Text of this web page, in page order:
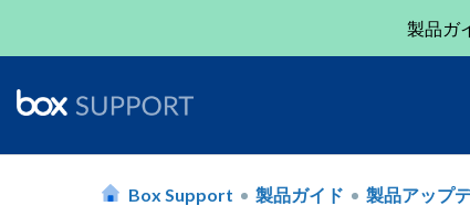
製品ガ
Box Support 製品ガイド 製品アップ